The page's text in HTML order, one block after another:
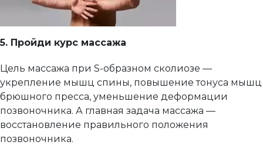
5. Пройди курс массажа
Цель массажа при S-образном сколиозе —
укрепление мышц спины, повышение тонуса мышц
брюшного пресса, уменьшение деформации
позвоночника. А главная задача массажа —
восстановление правильного положения
позвоночника.